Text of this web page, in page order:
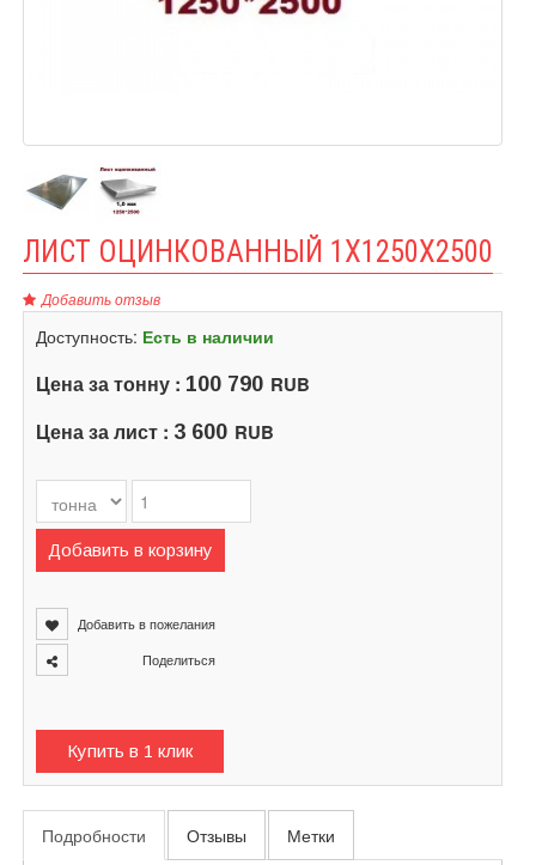
ЛИСТ ОЦИНКОВАННЫЙ 1X1250X2500
Добавить отзыв
Доступность: Есть в наличии
Цена за тонну : 100 790 RUB
Цена за лист : 3 600 RUB
Добавить в корзину
Добавить в пожелания
Поделиться
Купить в 1 клик
Подробности Отзывы Метки